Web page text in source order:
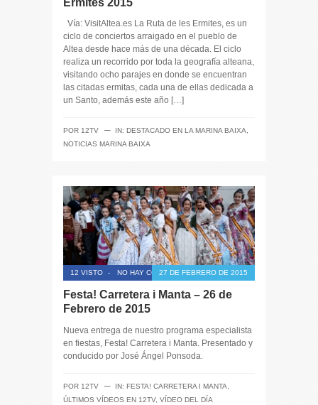
Ermites 2015
Vía: VisitAltea.es La Ruta de les Ermites, es un
ciclo de conciertos arraigado en el pueblo de
Altea desde hace más de una década. El ciclo
realiza un recorrido por toda la geografía alteana,
visitando ocho parajes en donde se encuentran
las citadas ermitas, cada una de ellas dedicada a
un Santo, además este año […]
POR 12TV ─ IN: DESTACADO EN LA MARINA BAIXA,
NOTICIAS MARINA BAIXA
12 VISTO - NO HAY COMENTARIOS27 DE FEBRERO DE 2015
Festa! Carretera i Manta – 26 de
Febrero de 2015
Nueva entrega de nuestro programa especialista
en fiestas, Festa! Carretera i Manta. Presentado y
conducido por José Ángel Ponsoda.
POR 12TV ─ IN: FESTA! CARRETERA I MANTA
ÚLTIMOS VÍDEOS EN 12TV, VÍDEO DEL DÍA